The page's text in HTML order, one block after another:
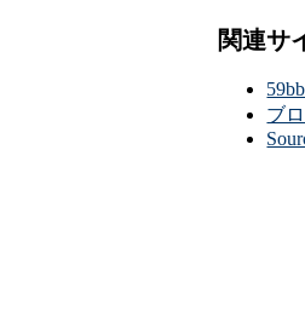
関連サ
ブ